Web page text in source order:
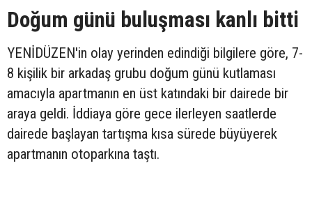
Doğum günü buluşması kanlı bitti
YENİDÜZEN'in olay yerinden edindiği bilgilere göre, 7-
8 kişilik bir arkadaş grubu doğum günü kutlaması
amacıyla apartmanın en üst katındaki bir dairede bir
araya geldi. İddiaya göre gece ilerleyen saatlerde
dairede başlayan tartışma kısa sürede büyüyerek
apartmanın otoparkına taştı.